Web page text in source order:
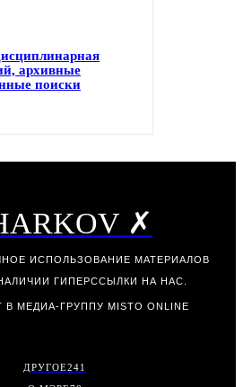
архивные
поиски
✗
ИСПОЛЬЗОВАНИЕ МАТЕРИАЛОВ
ГИПЕРССЫЛКИ НА НАС.
В МЕДИА-ГРУППУ MISTO ONLINE
ДРУГОЕ241